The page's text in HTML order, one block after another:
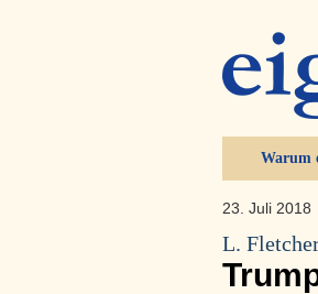
Warum
23. Juli 2018
L.